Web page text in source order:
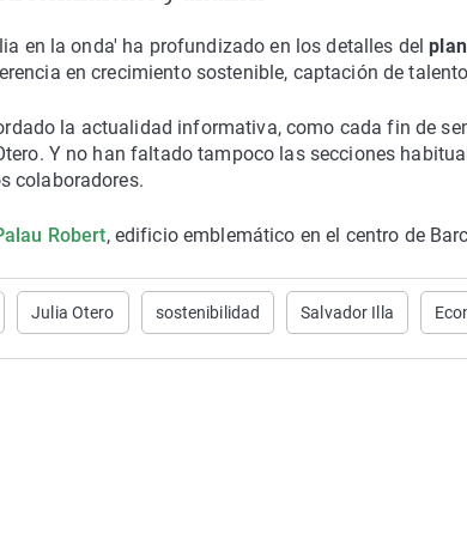
en la onda' ha profundizado en los detalles del
en crecimiento sostenible, captación de
la actualidad informativa, como cada fin de
Y no han faltado tampoco las secciones
colaboradores.
Robert, edificio emblemático en el centro de
Julia Otero sostenibilidad Salvador Illa